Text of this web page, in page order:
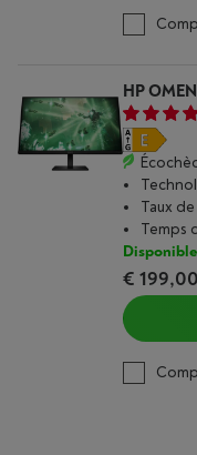
HP
Taux
Temps
Disponible
€ 199,00